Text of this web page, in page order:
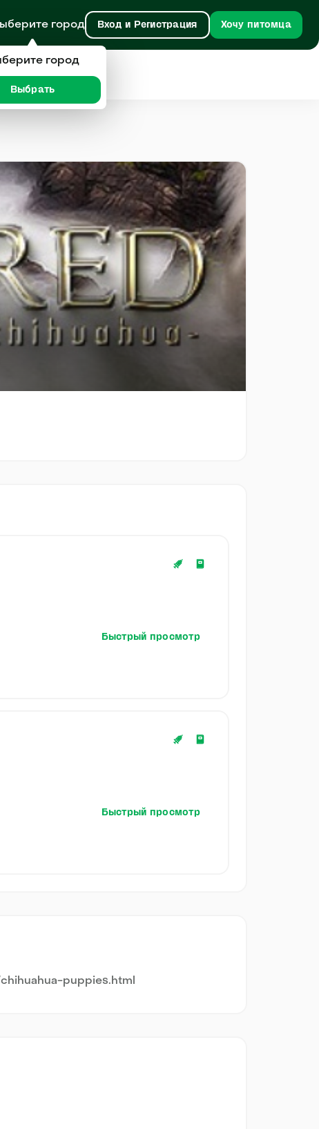
город Вход и Регистрация Хочу питомца
Быстрый просмотр
Быстрый просмотр
puppies.html
город
Выбрать